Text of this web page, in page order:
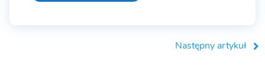
Następny artykuł